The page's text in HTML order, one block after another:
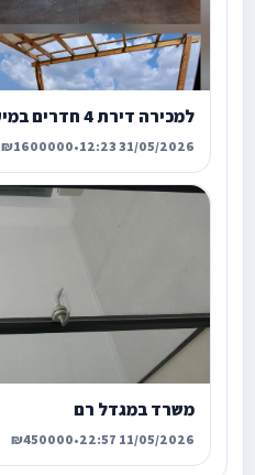
למכירה דירת 4 חדרים במיקום מצויין
31/05/2026 12:23
•
₪1600000
משרד במגדל רם
11/05/2026 22:57
•
₪450000